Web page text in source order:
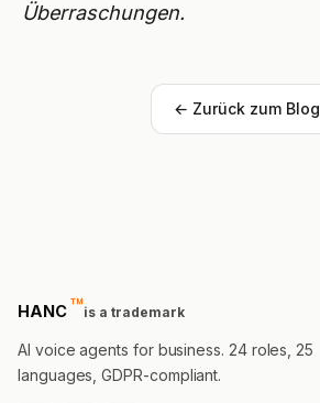
Überraschungen.
← Zurück zum Blog
HANC™
trademarkis a trademark
AI voice agents for business. 24 roles, 25
languages, GDPR-compliant.